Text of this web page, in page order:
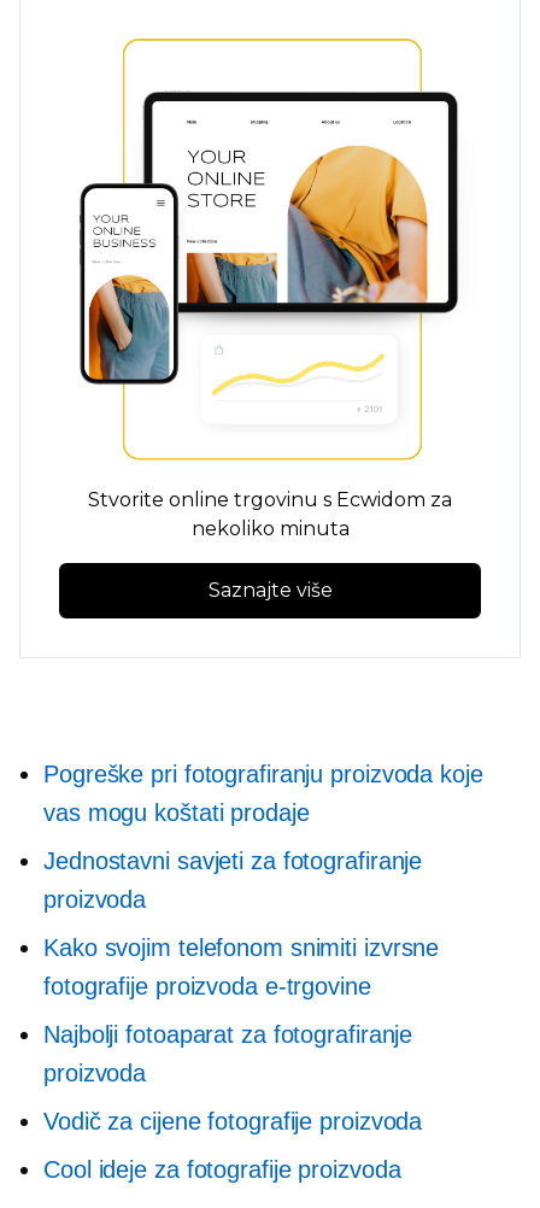
Stvorite online trgovinu s Ecwidom za
nekoliko minuta
Saznajte više
Pogreške pri fotografiranju proizvoda koje
vas mogu koštati prodaje
Jednostavni savjeti za fotografiranje
proizvoda
Kako svojim telefonom snimiti izvrsne
fotografije proizvoda e-trgovine
Najbolji fotoaparat za fotografiranje
proizvoda
Vodič za cijene fotografije proizvoda
Cool ideje za fotografije proizvoda